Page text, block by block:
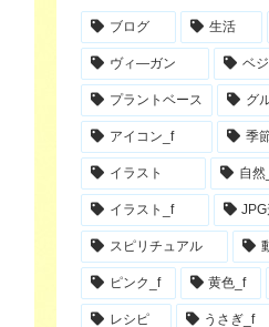
ブログ 生活
ヴィ―ガン ベ
プラントベース グ
アイコン_f 季
イラスト 自然
イラスト_f
スピリチュアル
ピンク_f 黄色_f
レシピ うさぎ_f